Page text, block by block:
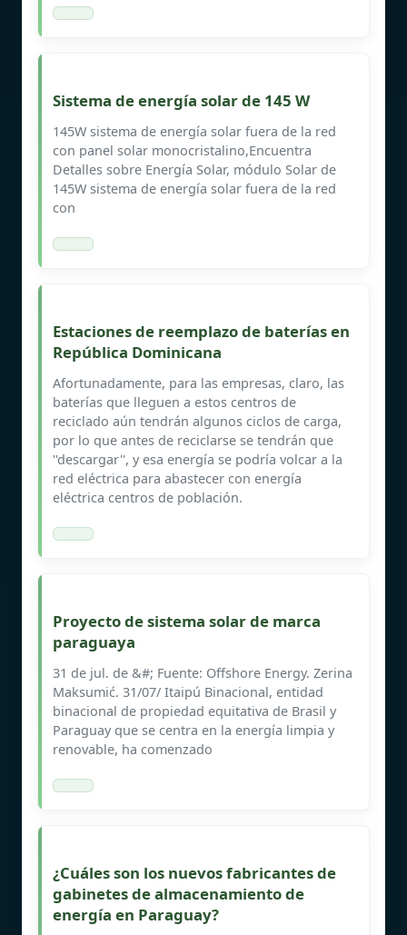
Sistema de energía solar de 145 W
145W sistema de energía solar fuera de la red
con panel solar monocristalino,Encuentra
Detalles sobre Energía Solar, módulo Solar de
145W sistema de energía solar fuera de la red
con
Estaciones de reemplazo de baterías en
República Dominicana
Afortunadamente, para las empresas, claro, las
baterías que lleguen a estos centros de
reciclado aún tendrán algunos ciclos de carga,
por lo que antes de reciclarse se tendrán que
''descargar'', y esa energía se podría volcar a la
red eléctrica para abastecer con energía
eléctrica centros de población.
Proyecto de sistema solar de marca
paraguaya
31 de jul. de &#; Fuente: Offshore Energy. Zerina
Maksumić. 31/07/ Itaipú Binacional, entidad
binacional de propiedad equitativa de Brasil y
Paraguay que se centra en la energía limpia y
renovable, ha comenzado
¿Cuáles son los nuevos fabricantes de
gabinetes de almacenamiento de
energía en Paraguay?